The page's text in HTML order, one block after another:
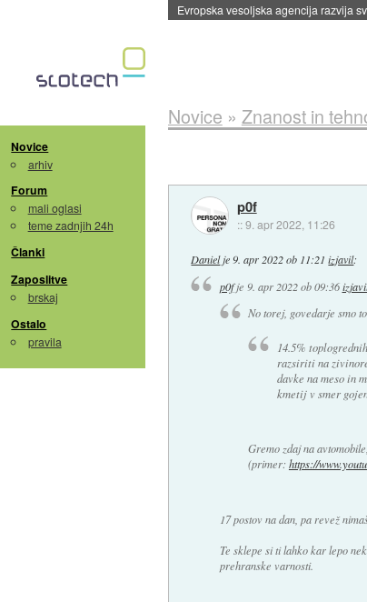
Evropska vesoljska agencija razvija
Novice
arhiv
Forum
mali oglasi
teme zadnjih 24h
Članki
Zaposlitve
brskaj
Ostalo
pravila
Novice » Znanost in
p0f
::9. apr 2022, 11:26
Danielje 9. apr 2022 ob 11:21 izjavil:
p0fje 9. apr 2022 ob 09:36
No torej, govedarje smo
14.5%
razsiriti na
davke na meso in
kmetij v smer
Gremo zdaj na
(primer: https://
17 postov na dan, pa revež
Te sklepe si ti lahko kar lepo
prehranske varnosti.